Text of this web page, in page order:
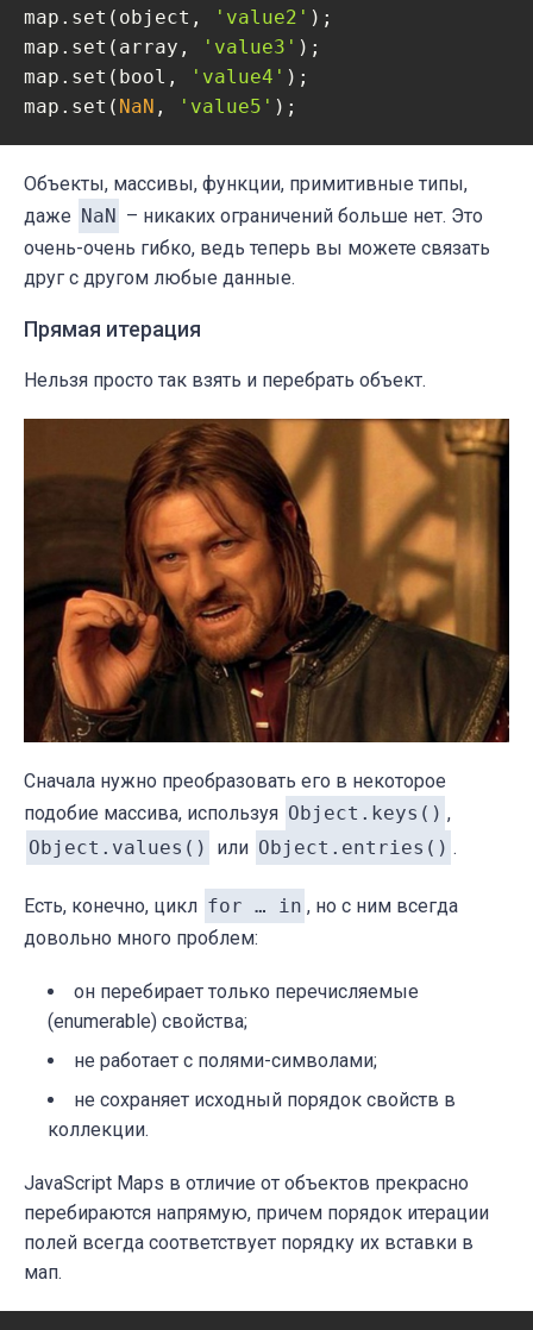
map.set(object,
'value2' );
map.set(array,
'value3' );
map.set(bool,
'value4' );
map.set( NaN , 'value5' );
Объекты, массивы, функции, примитивные типы,
даже NaN – никаких ограничений больше нет. Это
очень-очень гибко, ведь теперь вы можете связать
друг с другом любые данные.
Прямая итерация
Нельзя просто так взять и перебрать объект.
Сначала нужно преобразовать его в некоторое
подобие массива, используя Object.keys() ,
Object.values()
или Object.entries() .
Есть, конечно, цикл for … in , но с ним всегда
довольно много проблем:
он перебирает только перечисляемые
(enumerable) свойства;
не работает с полями-символами;
не сохраняет исходный порядок свойств в
коллекции.
JavaScript Maps в отличие от объектов прекрасно
перебираются напрямую, причем порядок итерации
полей всегда соответствует порядку их вставки в
мап.